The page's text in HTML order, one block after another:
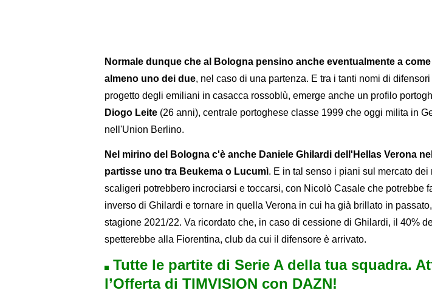
Normale dunque che al Bologna pensino anche eventualmente a
almeno uno dei due, nel caso di una partenza. E tra i tanti nomi di difensori
progetto degli emiliani in casacca rossoblù, emerge anche un profilo
Diogo Leite (26 anni), centrale portoghese classe 1999 che oggi milita in
nell'Union Berlino.
Nel mirino del Bologna c'è anche Daniele Ghilardi dell'Hellas Verona
partisse uno tra Beukema o Lucumì. E in tal senso i piani sul mercato dei
scaligeri potrebbero incrociarsi e toccarsi, con Nicolò Casale che potrebbe
inverso di Ghilardi e tornare in quella Verona in cui ha già brillato in
stagione 2021/22. Va ricordato che, in caso di cessione di Ghilardi, il 40%
spetterebbe alla Fiorentina, club da cui il difensore è arrivato.
Tutte le partite di Serie A della tua squadra.
l’Offerta di TIMVISION con DAZN!